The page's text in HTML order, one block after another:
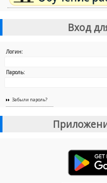
Вход
Логин:
Пароль:
Забыли пароль?